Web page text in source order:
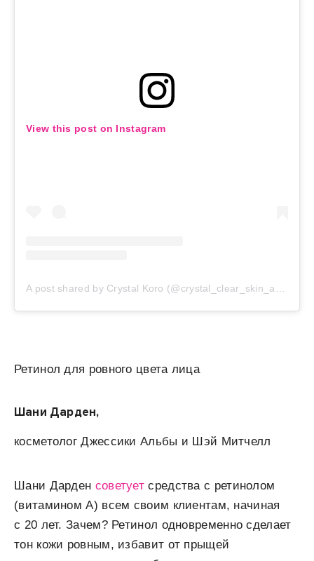
View this post on Instagram
Ретинол для ровного цвета лица
Шани Дарден,
косметолог Джессики Альбы и Шэй Митчелл
Шани Дарден советует средства с ретинолом
(витамином А) всем своим клиентам, начиная
с 20 лет. Зачем? Ретинол одновременно сделает
тон кожи ровным, избавит от прыщей